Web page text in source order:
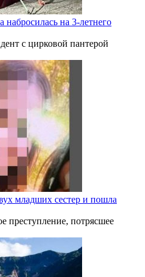
набросилась на 3-летнего
с цирковой пантерой
младших сестер и пошла
преступление, потрясшее